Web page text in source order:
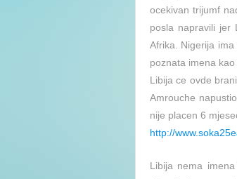
ocekivan trijumf
posla napravili jer
Afrika. Nigerija
poznata imena
Libija ce ovde
Amrouche
nije placen 6
http://
Libija nema